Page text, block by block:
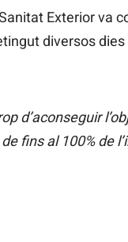
Exterior va
diversos dies
d’aconseguir
fins al 100% de